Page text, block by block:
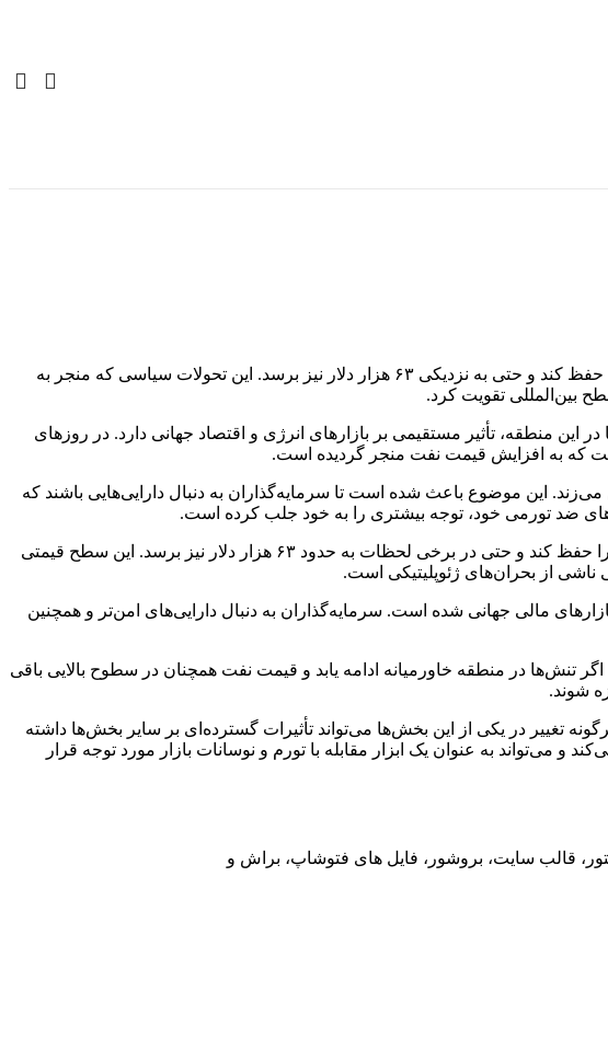
در پی تشدید تنش‌ها میان ایالات متحده آمریکا و جمهوری اسلامی ایران، قیمت بیت‌کوین توانست سطح مهم ۶۰ هزار دلار را حفظ کند و حتی به نزدیکی ۶۳ هزار دلار نیز برسد. این تحولات سیاسی که منجر به
بین‌المللی تقویت کرد.
منطقه، تأثیر مستقیمی بر بازارهای انرژی و اقتصاد جهانی دارد. در روزهای
که به افزایش قیمت نفت منجر گردیده است.
این موضوع باعث شده است تا سرمایه‌گذاران به دنبال دارایی‌هایی باشند که
ضد تورمی خود، توجه بیشتری را به خود جلب کرده است.
داده‌های ارائه شده توسط منابع معتبر نشان می‌دهد که بیت‌کوین در روزهای اخیر توانسته است سطح حمایتی ۶۰ هزار دلار را حفظ کند و حتی در برخی لحظات به حدود ۶۳ هزار دلار نیز برسد. این سطح قیمتی
ناشی از بحران‌های ژئوپلیتیکی است.
بازارهای مالی جهانی شده است. سرمایه‌گذاران به دنبال دارایی‌های امن‌تر و همچنین
اگر تنش‌ها در منطقه خاورمیانه ادامه یابد و قیمت نفت همچنان در سطوح بالایی باقی
شوند.
تغییر در یکی از این بخش‌ها می‌تواند تأثیرات گسترده‌ای بر سایر بخش‌ها داشته
می‌تواند به عنوان یک ابزار مقابله با تورم و نوسانات بازار مورد توجه قرار
قالب سایت، بروشور، فایل های فتوشاپ، براش و